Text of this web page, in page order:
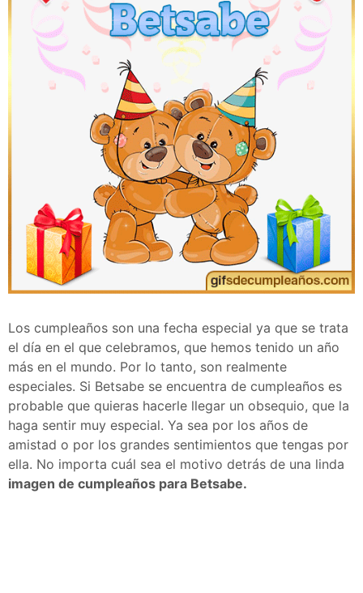
Los cumpleaños son una fecha especial ya que se trata
el día en el que celebramos, que hemos tenido un año
más en el mundo. Por lo tanto, son realmente
especiales. Si Betsabe se encuentra de cumpleaños es
probable que quieras hacerle llegar un obsequio, que la
haga sentir muy especial. Ya sea por los años de
amistad o por los grandes sentimientos que tengas por
ella. No importa cuál sea el motivo detrás de una linda
imagen de cumpleaños para Betsabe.